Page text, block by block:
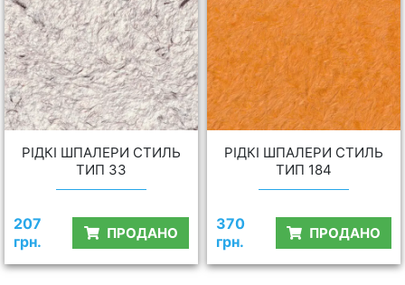
РІДКІ ШПАЛЕРИ СТИЛЬ
ТИП 33
207
грн.
ПРОДАНО
РІДКІ ШПАЛЕРИ СТИЛЬ
ТИП 184
370
грн.
ПРОДАНО